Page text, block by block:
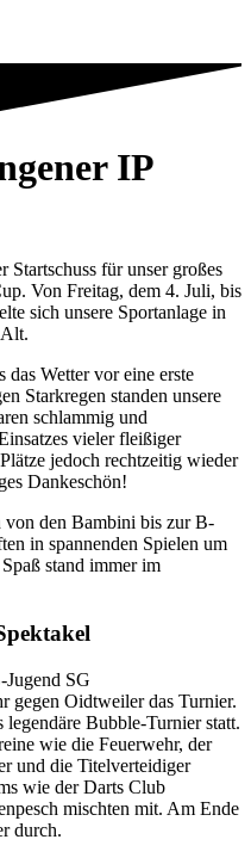
IP
Startschuss für unser großes
Von Freitag, dem 4. Juli, bis
sich unsere Sportanlage in
Wetter vor eine erste
Starkregen standen unsere
schlammig und
vieler fleißiger
jedoch rechtzeitig wieder
Dankeschön!
von den Bambini bis zur B-
in spannenden Spielen um
stand immer im
Jugend SG
gegen Oidtweiler das Turnier.
Bubble-Turnier statt.
wie die Feuerwehr, der
und die Titelverteidiger
wie der Darts Club
mischten mit. Am Ende
durch.